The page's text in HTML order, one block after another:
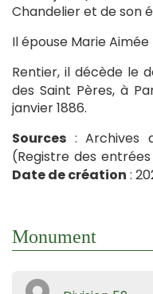
Chandelier et de son
Il épouse Marie
Rentier, il décède le
des Saint Pères, à
janvier 1886.
Sources : Archives
(Registre des
Date de création :
Monument